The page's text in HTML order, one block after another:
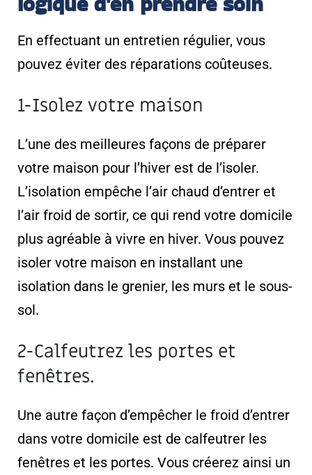
En effectuant un entretien régulier, vous
pouvez éviter des réparations coûteuses.
1-Isolez votre maison
L’une des meilleures façons de préparer
votre maison pour l’hiver est de l’isoler.
L’isolation empêche l’air chaud d’entrer et
l’air froid de sortir, ce qui rend votre domicile
plus agréable à vivre en hiver. Vous pouvez
isoler votre maison en installant une
isolation dans le grenier, les murs et le sous-
sol.
2-Calfeutrez les portes et
fenêtres.
Une autre façon d’empêcher le froid d’entrer
dans votre domicile est de calfeutrer les
fenêtres et les portes. Vous créerez ainsi un